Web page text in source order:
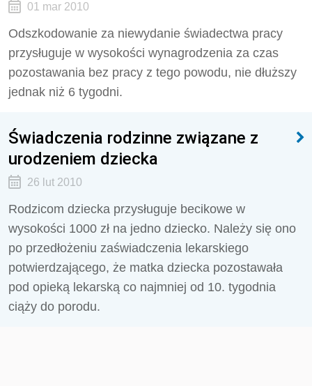
01 mar 2010
Odszkodowanie za niewydanie świadectwa pracy
przysługuje w wysokości wynagrodzenia za czas
pozostawania bez pracy z tego powodu, nie dłuższy
jednak niż 6 tygodni.
Świadczenia rodzinne związane z
urodzeniem dziecka
26 lut 2010
Rodzicom dziecka przysługuje becikowe w
wysokości 1000 zł na jedno dziecko. Należy się ono
po przedłożeniu zaświadczenia lekarskiego
potwierdzającego, że matka dziecka pozostawała
pod opieką lekarską co najmniej od 10. tygodnia
ciąży do porodu.